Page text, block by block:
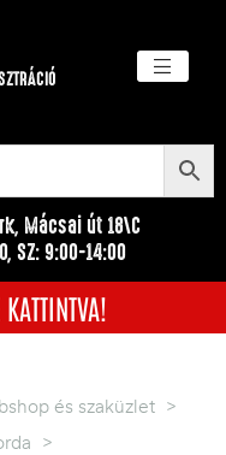
Mácsai út 18\C
SZ: 9:00-14:00
és szaküzlet >
>